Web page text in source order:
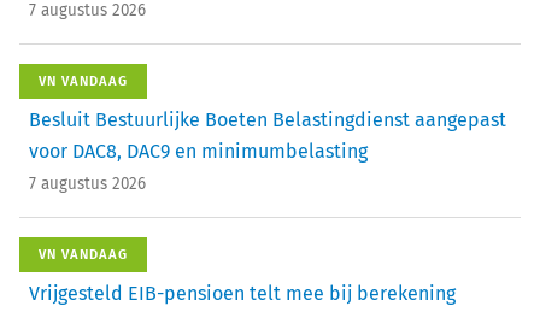
7 augustus 2026
VN VANDAAG
Besluit Bestuurlijke Boeten Belastingdienst aangepast
voor DAC8, DAC9 en minimumbelasting
7 augustus 2026
VN VANDAAG
Vrijgesteld EIB-pensioen telt mee bij berekening